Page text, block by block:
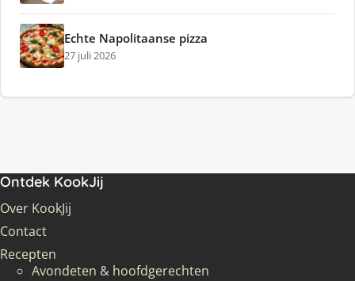
Echte Napolitaanse pizza
27 juli 2026
Ontdek KookJij
Over KookJij
Contact
Recepten
Avondeten & hoofdgerechten